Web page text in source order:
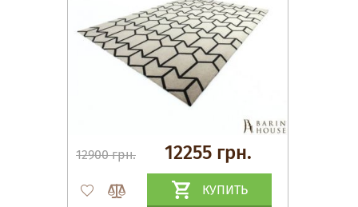
12900 грн. 12255 грн.
КУПИТЬ